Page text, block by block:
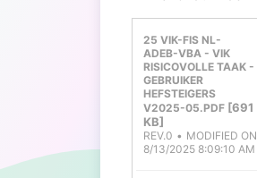
25 VIK-FIS NL-
ADEB-VBA - VIK
RISICOVOLLE TAAK -
GEBRUIKER
HEFSTEIGERS
V2025-05.PDF 691
KB
REV.0
MODIFIED ON
8/13/2025 8:09:10 AM